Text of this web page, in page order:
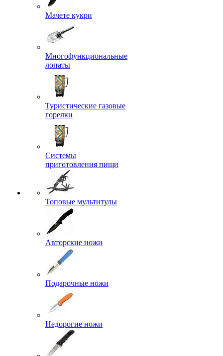
Мачете кукри
Многофункциональные
лопаты
Туристические газовые
горелки
Системы
приготовления пищи
Топовые мультитулы
Авторские ножи
Подарочные ножи
Недорогие ножи